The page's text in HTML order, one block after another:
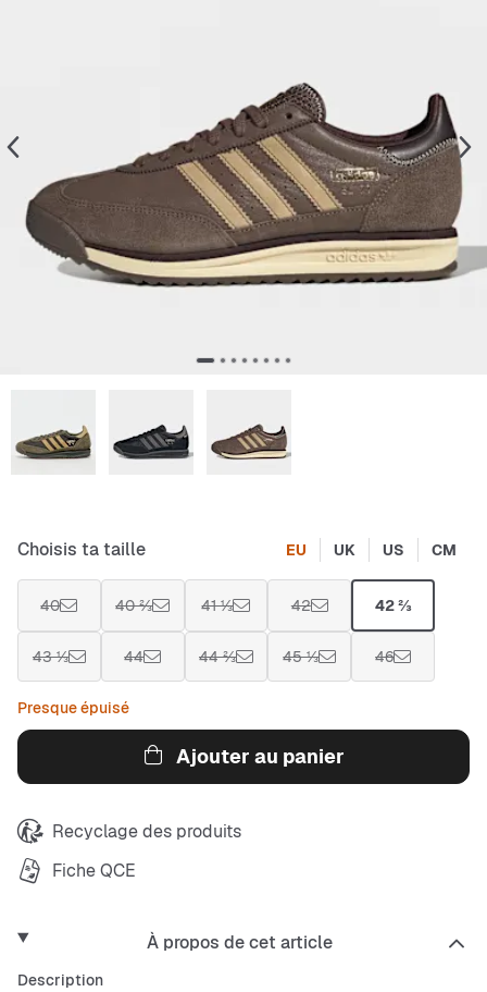
Choisis ta taille EU UK US CM
40 40 ⅔ 41 ⅓ 42 42 ⅔
43 ⅓ 44 44 ⅔ 45 ⅓ 46
Presque épuisé
Ajouter au panier
Recyclage des produits
Fiche QCE
À propos de cet article
Description